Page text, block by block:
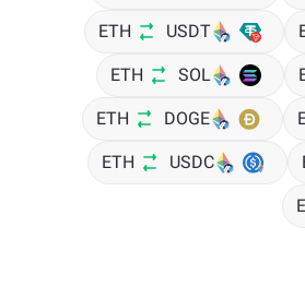
USDT
ETH
SOL
ETH
DOGE
ETH
USDC
ETH